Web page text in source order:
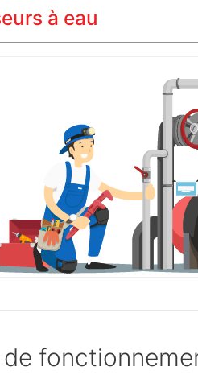
à eau